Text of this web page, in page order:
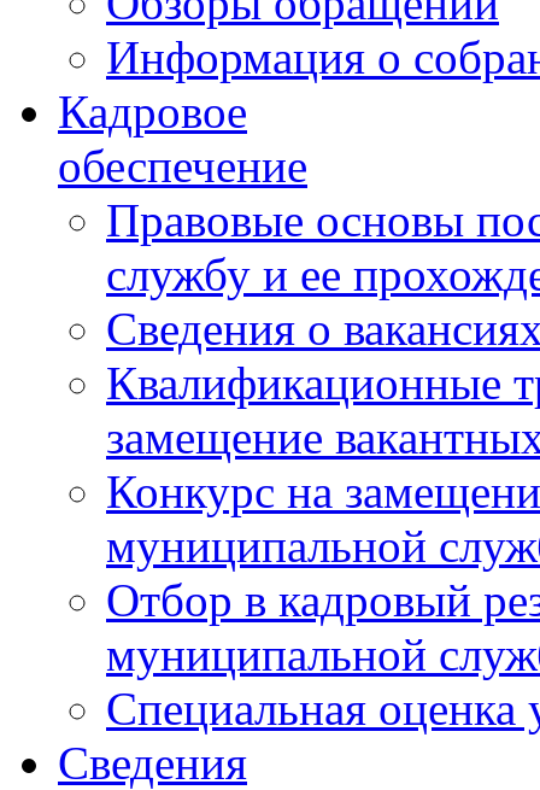
Информация о
Кадровое
обеспечение
Правовые основы
службу и ее
Сведения о
Квалификационные
замещение
Конкурс на
муниципальной
Отбор в кадровый
муниципальной
Специальная оценка
Сведения